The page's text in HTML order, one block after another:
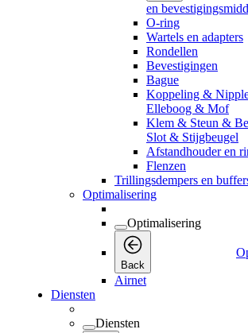
en
O-ring
Wartels en adapters
Rondellen
Bevestigingen
Bague
Koppeling &
Elleboog & Mof
Klem & Steun &
Slot & Stijgbeugel
Afstandhouder en
Flenzen
Trillingsdempers en
Optimalisering
Optimalisering
Back
Airnet
Diensten
Diensten